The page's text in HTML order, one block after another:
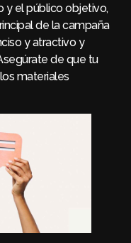
y el público objetivo,
de la campaña
y atractivo y
de que tu
materiales